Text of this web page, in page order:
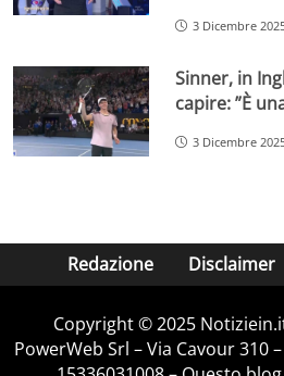
3 Dicembre
Sinner, in
capire: ”È
3 Dicembre
Redazione Disclaimer
Copyright © 2025
PowerWeb Srl – Via Cavour 310